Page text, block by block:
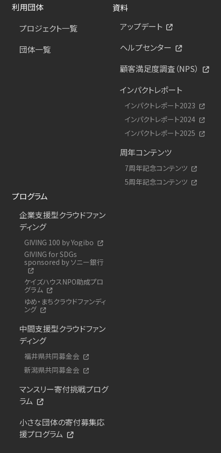
利用団体
プロジェクト一覧
団体一覧
資料
アップデート
ヘルプセンター
顧客満足度調査（NPS）
インパクトレポート
インパクトレポート2023
インパクトレポート2024
インパクトレポート2025
周年コンテンツ
7周年記念コンテンツ
5周年記念コンテンツ
プログラム
企業支援型クラウドファン
ディング
GIVING 100 by Yogibo
GIVING for SDGs
sponsored by ソニー銀行
ケイズハウスNPO助成プロ
グラム
ゆめ・まちクラウドファンディ
ング
中間支援型クラウドファン
ディング
福井県共同募金会
新潟県共同募金会
マンスリー寄付挑戦プログ
ラム
小さな団体の寄付募集応
援プログラム